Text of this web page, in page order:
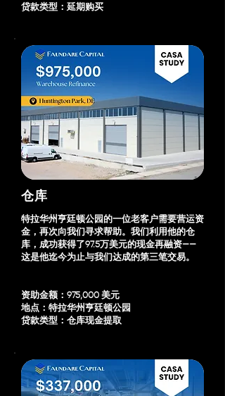
贷款类型：延期购买
仓库
特拉华州亨廷顿公园的一位老客户需要营运资
金，再次向我们寻求帮助。我们利用他的仓
库，成功获得了97.5万美元的现金再融资——
这是他迄今为止与我们达成的第三笔交易。
资助金额：975,000 美元
地点：特拉华州亨廷顿公园
贷款类型：仓库现金提取